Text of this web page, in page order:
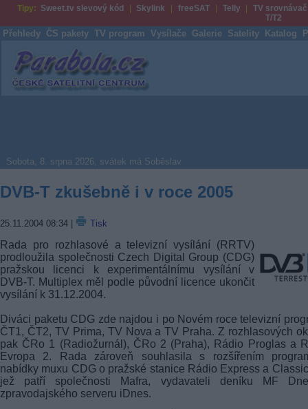
Tipy: Sweet.tv slevový kód Skylink freeSAT Telly
TV srovnávač
T/T2
Přehledy ČS pakety TV program Vysílače Galerie Satelity Katalog
Parabola.cz
Sobota, 8. srpna 2026, svátek má Soběslav
DVB-T zkušebně i v roce 2005
25.11.2004 08:34 Tisk
Rada pro rozhlasové a televizní vysílání (RRTV)
prodloužila společnosti Czech Digital Group (CDG)
pražskou licenci k experimentálnímu vysílání v
DVB-T. Multiplex měl podle původní licence ukončit
vysílání k 31.12.2004.
Diváci paketu CDG zde najdou i po Novém roce televizní
ČT1, ČT2, TV Prima, TV Nova a TV Praha. Z rozhlasových
pak ČRo 1 (Radiožurnál), ČRo 2 (Praha), Rádio Proglas a
Evropa 2. Rada zároveň souhlasila s rozšířením
nabídky muxu CDG o pražské stanice Rádio Express a
jež patří společnosti Mafra, vydavateli deníku MF
zpravodajského serveru iDnes.